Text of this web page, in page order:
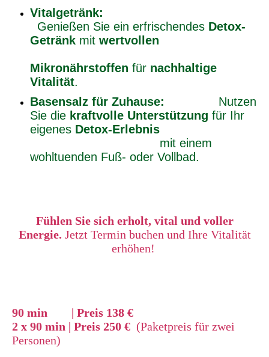
Vitalgetränk:
Genießen Sie ein erfrischendes Detox-
Getränk mit wertvollen
Mikronährstoffen für nachhaltige
Vitalität.
Basensalz für Zuhause: Nutzen
Sie die kraftvolle Unterstützung für Ihr
eigenes Detox-Erlebnis
mit einem
wohltuenden Fuß- oder Vollbad.
Fühlen Sie sich erholt, vital und voller
Energie. Jetzt Termin buchen und Ihre Vitalität
erhöhen!
90 min | Preis 138 €
2 x 90 min | Preis 250 € (Paketpreis für zwei
Personen)